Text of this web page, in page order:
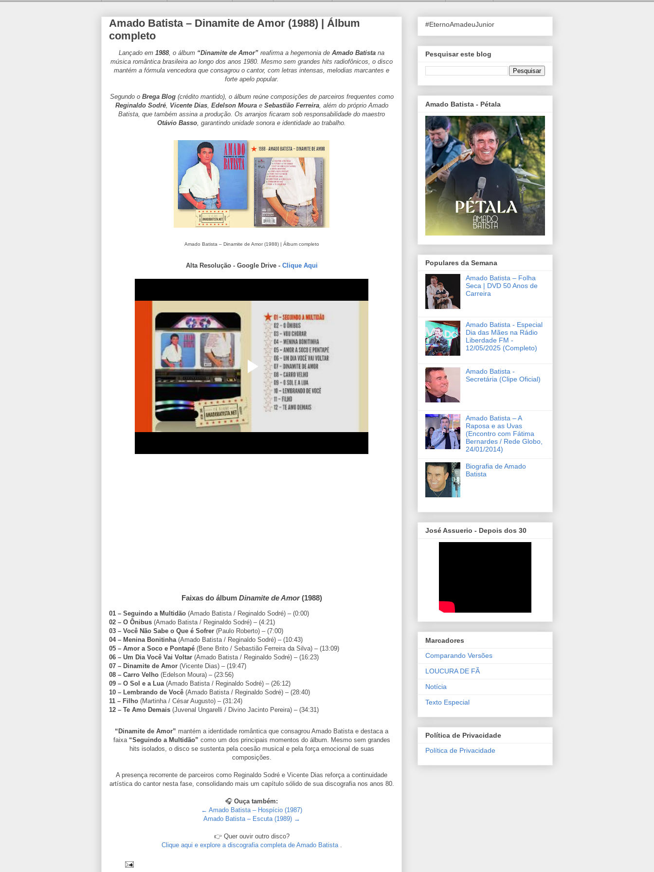
Amado Batista – Dinamite de Amor (1988) | Álbum
completo
Lançado em 1988, o álbum “Dinamite de Amor” reafirma a hegemonia de Amado Batista na
música romântica brasileira ao longo dos anos 1980. Mesmo sem grandes hits radiofônicos, o disco
mantém a fórmula vencedora que consagrou o cantor, com letras intensas, melodias marcantes e
forte apelo popular.
Segundo o Brega Blog(crédito mantido), o álbum reúne composições de parceiros frequentes como
Reginaldo Sodré, Vicente Dias, Edelson Mourae Sebastião Ferreira, além do próprio Amado
Batista, que também assina a produção. Os arranjos ficaram sob responsabilidade do maestro
Otávio Basso , garantindo unidade sonora e identidade ao trabalho.
Amado Batista – Dinamite de Amor (1988) | Álbum completo
Alta Resolução - Google Drive - Clique Aqui
Faixas do álbum Dinamite de Amor(1988)
01 – Seguindo a Multidão (Amado Batista / Reginaldo Sodré) – (0:00)
02 – O Ônibus (Amado Batista / Reginaldo Sodré) – (4:21)
03 – Você Não Sabe o Que é Sofrer (Paulo Roberto) – (7:00)
04 – Menina Bonitinha(Amado Batista / Reginaldo Sodré) – (10:43)
05 – Amor a Soco e Pontapé (Bene Brito / Sebastião Ferreira da Silva) – (13:09)
06 – Um Dia Você Vai Voltar (Amado Batista / Reginaldo Sodré) – (16:23)
07 – Dinamite de Amor (Vicente Dias) – (19:47)
08 – Carro Velho (Edelson Moura) – (23:56)
09 – O Sol e a Lua(Amado Batista / Reginaldo Sodré) – (26:12)
10 – Lembrando de Você (Amado Batista / Reginaldo Sodré) – (28:40)
11 – Filho (Martinha / César Augusto) – (31:24)
12 – Te Amo Demais (Juvenal Ungarelli / Divino Jacinto Pereira) – (34:31)
“Dinamite de Amor” mantém a identidade romântica que consagrou Amado Batista e destaca a
faixa “Seguindo a Multidão” como um dos principais momentos do álbum. Mesmo sem grandes
hits isolados, o disco se sustenta pela coesão musical e pela força emocional de suas
composições.
A presença recorrente de parceiros como Reginaldo Sodré e Vicente Dias reforça a continuidade
artística do cantor nesta fase, consolidando mais um capítulo sólido de sua discografia nos anos 80.
🎧 Ouça também:
← Amado Batista – Hospício (1987)
Amado Batista – Escuta (1989) →
👉 Quer ouvir outro disco?
Clique aqui e explore a discografia completa de Amado Batista .
#EternoAmadeuJunior
Pesquisar este blog
Amado Batista - Pétala
Populares da Semana
Amado Batista – Folha
Seca | DVD 50 Anos de
Carreira
Amado Batista - Especial
Dia das Mães na Rádio
Liberdade FM -
12/05/2025 (Completo)
Amado Batista -
Secretária (Clipe Oficial)
Amado Batista – A
Raposa e as Uvas
(Encontro com Fátima
Bernardes / Rede Globo,
24/01/2014)
Biografia de Amado
Batista
José Assuerio - Depois dos 30
Marcadores
Comparando Versões
LOUCURA DE FÃ
Notícia
Texto Especial
Política de Privacidade
Política de Privacidade